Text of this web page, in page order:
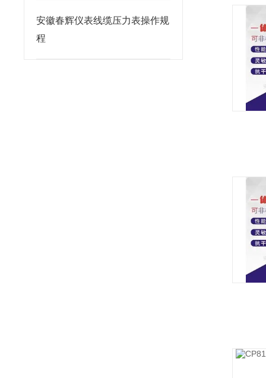
安徽春辉仪表线缆压力表操作规
程